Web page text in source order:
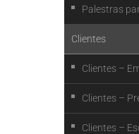
Palestras
Clientes
Clientes –
Clientes –
Clientes –